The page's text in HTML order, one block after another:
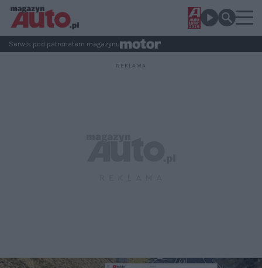
Serwis pod patronatem magazynu